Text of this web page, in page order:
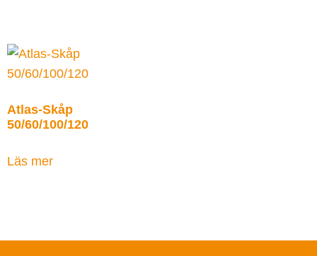
Atlas-Skåp
50/60/100/120
Läs mer